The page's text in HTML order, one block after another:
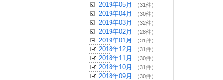
2019年05月 （31件）
2019年04月 （30件）
2019年03月 （32件）
2019年02月 （28件）
2019年01月 （31件）
2018年12月 （31件）
2018年11月 （30件）
2018年10月 （31件）
2018年09月 （30件）